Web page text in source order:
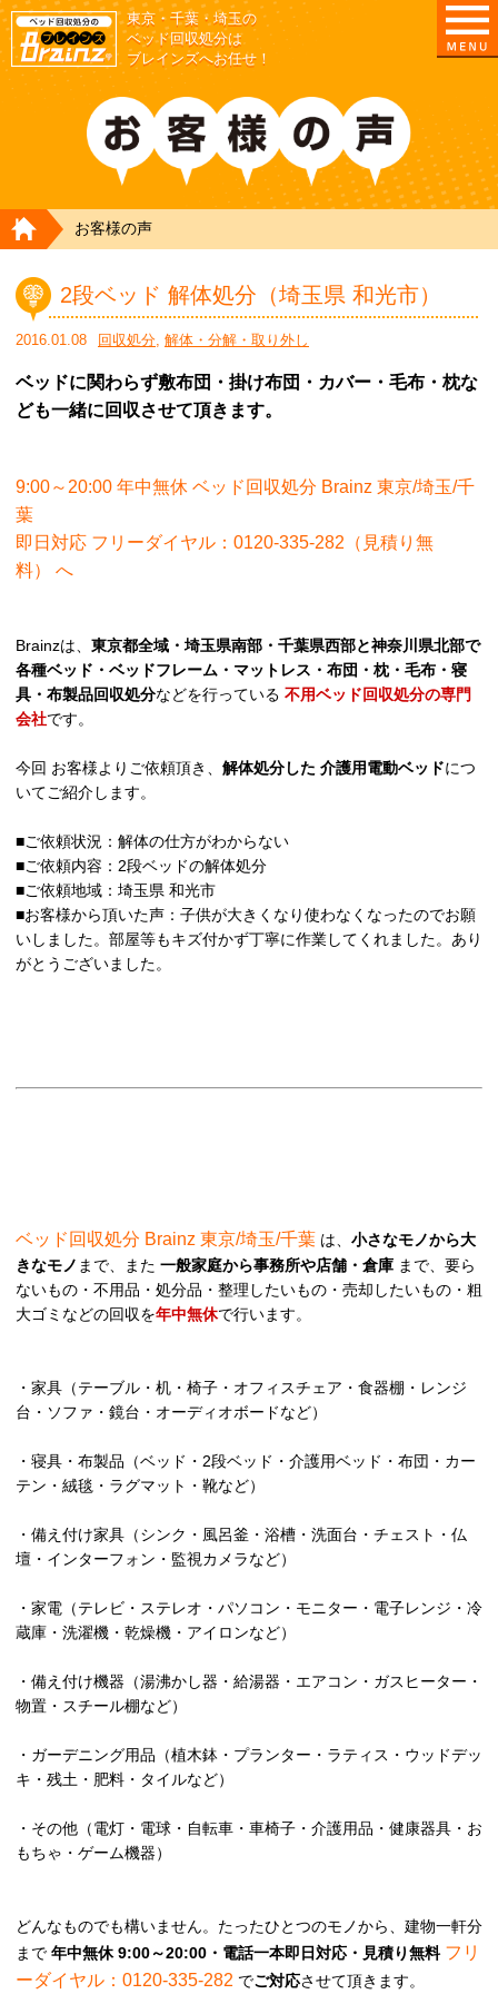
東京・千葉・埼玉の
ベッド回収処分は
ブレインズへお任せ！
HOME
お客様の声
2段ベッド 解体処分（埼玉県 和光市）
2016.01.08 回収処分, 解体・分解・取り外し
ベッドに関わらず敷布団・掛け布団・カバー・毛布・枕な
ども一緒に回収させて頂きます。
9:00～20:00 年中無休 ベッド回収処分 Brainz 東京/埼玉/千
葉
即日対応 フリーダイヤル：0120-335-282（見積り無
料）
へ
Brainzは、 東京都全域・埼玉県南部・千葉県西部と神奈川県北部で
各種ベッド・ベッドフレーム・マットレス・布団・枕・毛布・寝
具・布製品回収処分などを行っている 不用ベッド回収処分の専門
会社です。
今回 お客様よりご依頼頂き、 解体処分した 介護用電動ベッドにつ
いてご紹介します。
■ご依頼状況：解体の仕方がわからない
■ご依頼内容：2段ベッドの解体処分
■ご依頼地域：埼玉県 和光市
■お客様から頂いた声：子供が大きくなり使わなくなったのでお願
いしました。部屋等もキズ付かず丁寧に作業してくれました。あり
がとうございました。
ベッド回収処分 Brainz 東京/埼玉/千葉 は、 小さなモノから大
きなモノ まで、また 一般家庭から事務所や店舗・倉庫 まで、要ら
ないもの・不用品・処分品・整理したいもの・売却したいもの・粗
大ゴミなどの回収を年中無休で行います。
・家具（テーブル・机・椅子・オフィスチェア・食器棚・レンジ
台・ソファ・鏡台・オーディオボードなど）
・寝具・布製品（ベッド・2段ベッド・介護用ベッド・布団・カー
テン・絨毯・ラグマット・靴など）
・備え付け家具（シンク・風呂釜・浴槽・洗面台・チェスト・仏
壇・インターフォン・監視カメラなど）
・家電（テレビ・ステレオ・パソコン・モニター・電子レンジ・冷
蔵庫・洗濯機・乾燥機・アイロンなど）
・備え付け機器（湯沸かし器・給湯器・エアコン・ガスヒーター・
物置・スチール棚など）
・ガーデニング用品（植木鉢・プランター・ラティス・ウッドデッ
キ・残土・肥料・タイルなど）
・その他（電灯・電球・自転車・車椅子・介護用品・健康器具・お
もちゃ・ゲーム機器）
どんなものでも構いません。たったひとつのモノから、建物一軒分
まで 年中無休 9:00～20:00・電話一本即日対応・見積り無料 フリ
ーダイヤル：0120-335-282 でご対応させて頂きます。